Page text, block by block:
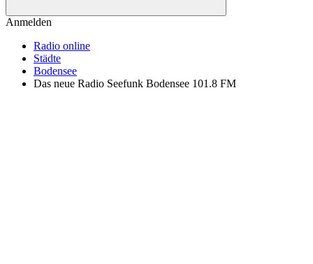
Anmelden
Radio online
Städte
Bodensee
Das neue Radio Seefunk Bodensee 101.8 FM